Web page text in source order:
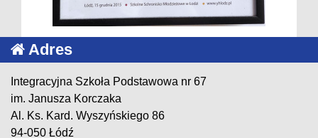
Adres
Integracyjna Szkoła Podstawowa nr 67
im. Janusza Korczaka
Al. Ks. Kard. Wyszyńskiego 86
94-050 Łódź